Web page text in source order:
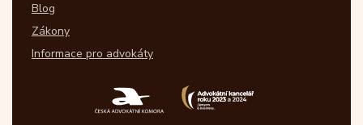
Blog
Zákony
Informace pro advokáty